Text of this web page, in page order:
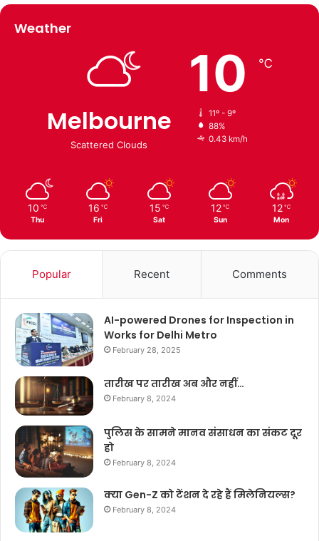
Weather
Melbourne
Scattered Clouds
10 ℃
11º - 9º
88%
0.43 km/h
10 ℃
Thu
16 ℃
Fri
15 ℃
Sat
12 ℃
Sun
12 ℃
Mon
Popular Recent Comments
AI-powered Drones for Inspection in
Works for Delhi Metro
February 28, 2025
तारीख पर तारीख अब और नहीं…
February 8, 2024
पुलिस के सामने मानव संसाधन का संकट दूर
हो
February 8, 2024
क्या Gen-Z को टेंशन दे रहे हैं मिलेनियल्स?
February 8, 2024